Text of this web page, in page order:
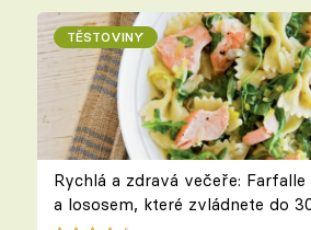
TĚSTOVINY
Rychlá a zdravá večeře:
a lososem, které zvládnete do